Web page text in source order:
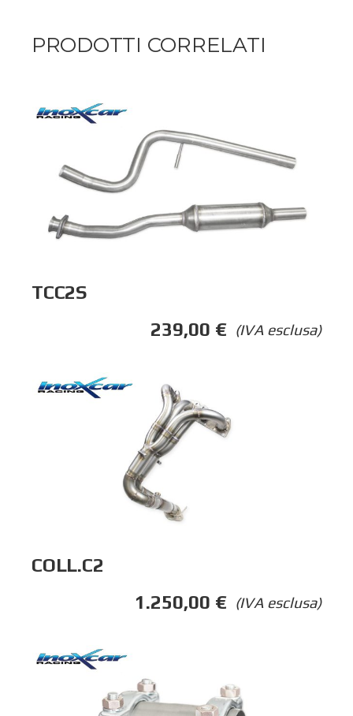
PRODOTTI CORRELATI
TCC2S
(IVA esclusa)
239,00 €
COLL.C2
(IVA esclusa)
1.250,00 €